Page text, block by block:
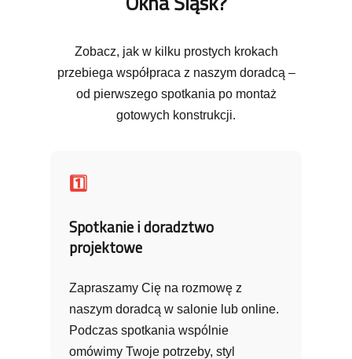
Zobacz, jak w kilku prostych krokach
przebiega współpraca z naszym doradcą –
od pierwszego spotkania po montaż
gotowych konstrukcji.
1️⃣
Spotkanie i doradztwo
projektowe
Zapraszamy Cię na rozmowę z
naszym doradcą w salonie lub online.
Podczas spotkania wspólnie
omówimy Twoje potrzeby, styl